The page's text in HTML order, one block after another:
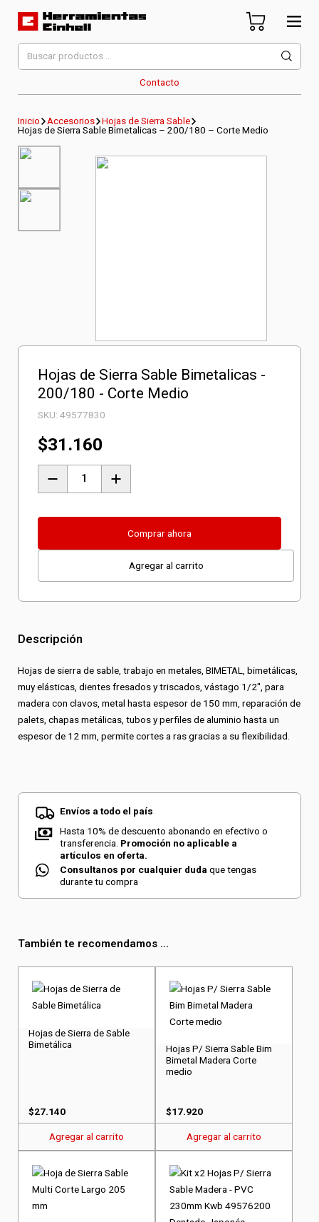
Herramientas Einhell
Distribuidor Oficial
Contacto
Buscar
por:
Inicio Accesorios
Hojas de Sierra Sable
Hojas de Sierra Sable Bimetalicas – 200/180 – Corte Medio
Hojas de Sierra Sable Bimetalicas -
200/180 - Corte Medio
SKU:49577830
$31.160
de
Bimetalicas
Medio
cantidad
Comprar ahora
Agregar al carrito
Descripción
Hojas de sierra de sable, trabajo en metales, BIMETAL, bimetálicas,
muy elásticas, dientes fresados y triscados, vástago 1/2″, para
madera con clavos, metal hasta espesor de 150 mm, reparación de
palets, chapas metálicas, tubos y perfiles de aluminio hasta un
espesor de 12 mm, permite cortes a ras gracias a su flexibilidad.
Envíos a todo el país
Hasta 10% de descuento abonando en efectivo o
transferencia. Promoción no aplicable a
artículos en oferta.
Consultanos por cualquier duda que tengas
durante tu compra
También te recomendamos ...
Hojas de Sierra de Sable
Bimetálica
$27.140
Agregar al carrito
Hojas P/ Sierra Sable Bim
Bimetal Madera Corte
medio
$17.920
Agregar al carrito